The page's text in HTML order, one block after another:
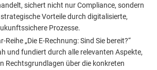
sichert nicht nur Compliance, sondern
Vorteile durch digitalisierte,
Prozesse.
Reihe „Die E-Rechnung: Sind Sie bereit?“
und fundiert durch alle relevanten Aspekte,
Rechtsgrundlagen über die konkreten